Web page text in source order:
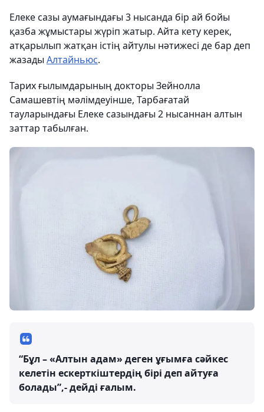
Елеке сазы аумағындағы 3 нысанда бір ай бойы
қазба жұмыстары жүріп жатыр. Айта кету керек,
атқарылып жатқан істің айтулы нәтижесі де бар деп
жазады Алтайньюс.
Тарих ғылымдарының докторы Зейнолла
Самашевтің мәлімдеуінше, Тарбағатай
тауларындағы Елеке сазындағы 2 нысаннан алтын
заттар табылған.
“Бұл – «Алтын адам» деген ұғымға сәйкес
келетін ескерткіштердің бірі деп айтуға
болады”,- дейді ғалым.